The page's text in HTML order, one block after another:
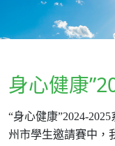
身心健康
“身心健康”2024-2025
州市學生邀請賽中，